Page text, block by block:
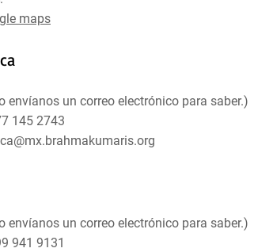
maps
envíanos un correo electrónico para saber.)
145 2743
envíanos un correo electrónico para saber.)
941 9131